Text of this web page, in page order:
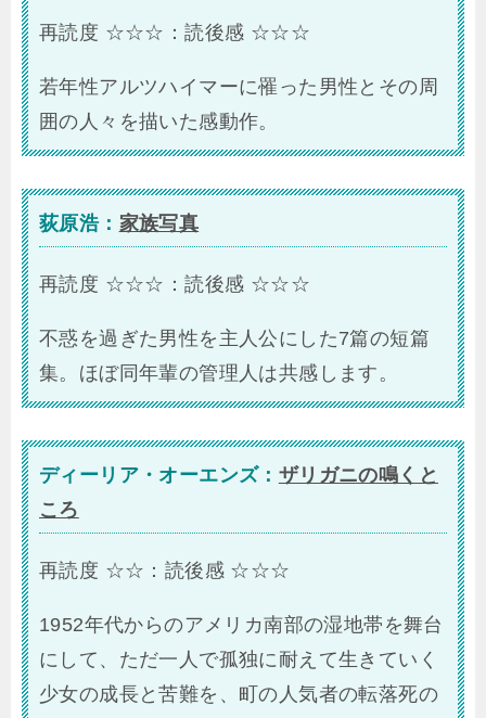
再読度 ☆☆☆：読後感 ☆☆☆
若年性アルツハイマーに罹った男性とその周
囲の人々を描いた感動作。
荻原浩： 家族写真
再読度 ☆☆☆：読後感 ☆☆☆
不惑を過ぎた男性を主人公にした7篇の短篇
集。ほぼ同年輩の管理人は共感します。
ディーリア・オーエンズ： ザリガニの鳴くと
ころ
再読度 ☆☆：読後感 ☆☆☆
1952年代からのアメリカ南部の湿地帯を舞台
にして、ただ一人で孤独に耐えて生きていく
少女の成長と苦難を、町の人気者の転落死の